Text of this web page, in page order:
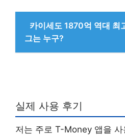
카이세도 1870억 역대 최
그는 누구?
실제 사용 후기
저는 주로 T-Money 앱을